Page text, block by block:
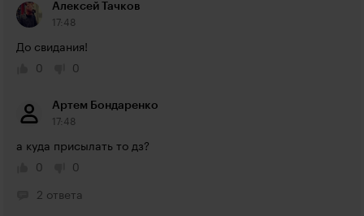
Алексей Тачков
17:48
До свидания!
0
0
Артем Бондаренко
17:48
а куда присылать то дз?
0
0
2 ответа